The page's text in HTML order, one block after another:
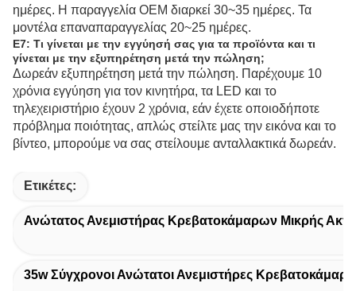
ημέρες. Η παραγγελία OEM διαρκεί 30~35 ημέρες. Τα
μοντέλα επαναπαραγγελίας 20~25 ημέρες.
Ε7: Τι γίνεται με την εγγύησή σας για τα προϊόντα και τι
γίνεται με την εξυπηρέτηση μετά την πώληση;
Δωρεάν εξυπηρέτηση μετά την πώληση. Παρέχουμε 10
χρόνια εγγύηση για τον κινητήρα, τα LED και το
τηλεχειριστήριο έχουν 2 χρόνια, εάν έχετε οποιοδήποτε
πρόβλημα ποιότητας, απλώς στείλτε μας την εικόνα και το
βίντεο, μπορούμε να σας στείλουμε ανταλλακτικά δωρεάν.
Ετικέτες:
Ανώτατος Ανεμιστήρας Κρεβατοκάμαρων Μικρής
35w Σύγχρονοι Ανώτατοι Ανεμιστήρες